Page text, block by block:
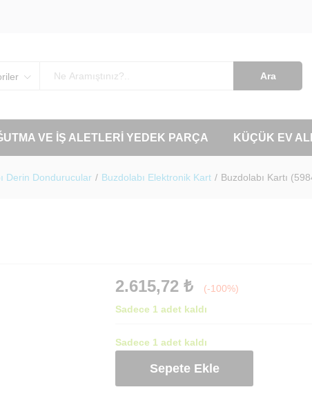
Ara
VE İŞ ALETLERI YEDEK PARÇA KÜÇÜK EV
Derin Dondurucular / Buzdolabı Elektronik Kart / Buzdolabı Kartı
2.615,72 ₺
(-100%)
Sadece 1 adet kaldı
Sadece 1 adet kaldı
(5984215001)
Sepete Ekle